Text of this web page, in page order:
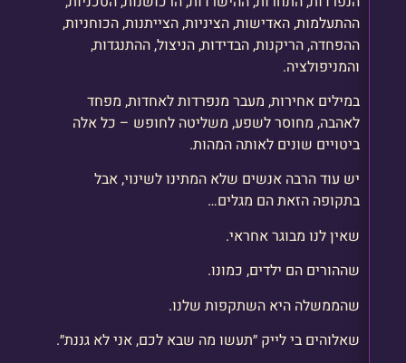
ההתעלמות, האדישות, הציניות, הצייתנות, הכוחניות,
ההפחדה, הריקנות, הבדידות, הניצול, ההתנגדות,
והמניפולציה.
במילים אחירות, מעבר מנפרדות לאחדות, מפחד
לאהבה, מחוסר לשפע, משליטה לחופש – כל אלה
ביטויים שונים לאותה המהות.
יש עוד הרבה אנשים שלא המתינו לשינוי, אבל
בתקופה הזאת הם מגלים…
שאין לנו מבוגר אחראי.
שההורים הם ילדים, כמונו.
שהממשלה היא השתקפות שלנו.
שאלוהים בי לייק ״תעשו מה שבא לכם, אני לא גננת״.